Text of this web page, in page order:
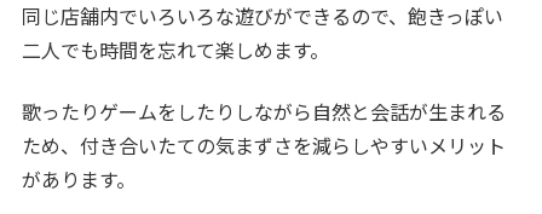
同じ店舗内でいろいろな遊びができるので、飽きっぽい
二人でも時間を忘れて楽しめます。
歌ったりゲームをしたりしながら自然と会話が生まれる
ため、付き合いたての気まずさを減らしやすいメリット
があります。